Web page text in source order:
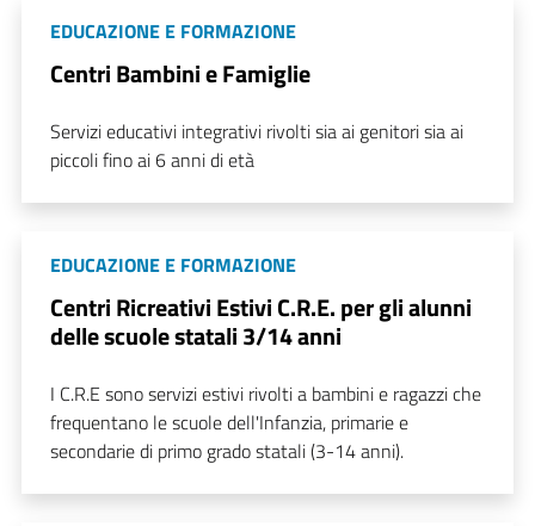
EDUCAZIONE E FORMAZIONE
Centri Bambini e Famiglie
Servizi educativi integrativi rivolti sia ai genitori sia ai
piccoli fino ai 6 anni di età
EDUCAZIONE E FORMAZIONE
Centri Ricreativi Estivi C.R.E. per gli alunni
delle scuole statali 3/14 anni
I C.R.E sono servizi estivi rivolti a bambini e ragazzi che
frequentano le scuole dell'Infanzia, primarie e
secondarie di primo grado statali (3-14 anni).